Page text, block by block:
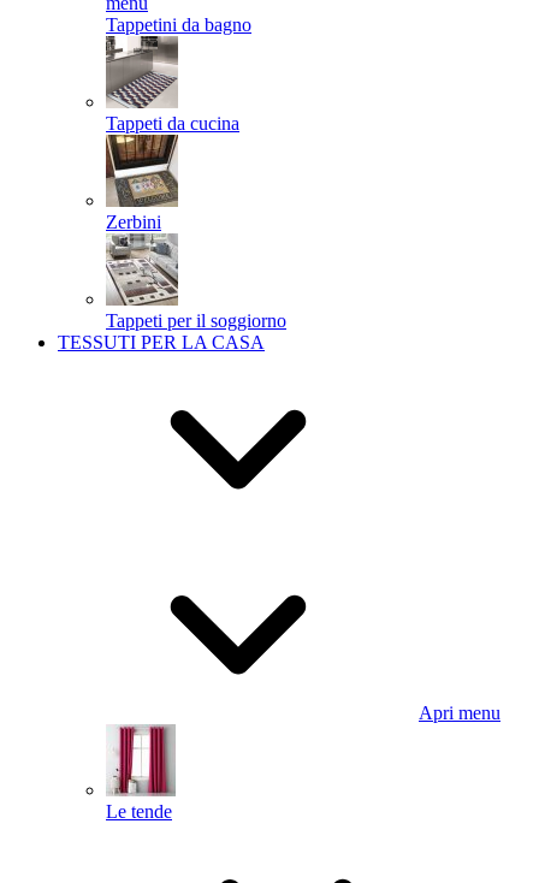
Tappetini da bagno
Tappeti da cucina
Zerbini
Tappeti per il soggiorno
TESSUTI PER LA CASA
Apri menu
Le tende